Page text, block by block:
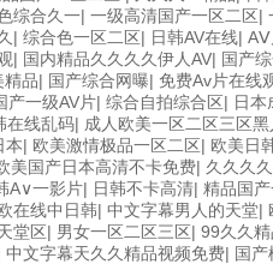
综合久一| 一级高清国产一区二区|
| 综合色一区二区| 日韩AV在线| AⅤ
| 国内精品久久久久伊人AV| 国产
精品| 国产综合网曝| 免费Av片在线
产一级AV片| 综合自拍综合区| 日本
在线乱码| 成人欧美一区二区三区
本| 欧美激情极品一区二区| 欧美日
美国产日本高清不卡免费| 久久久
A∨一影片| 日韩不卡高清| 精品国
在线中日韩| 中文字幕男人的天堂|
堂区| 男女一区二区三区| 99久久
中文字幕天久久精品视频免费| 国